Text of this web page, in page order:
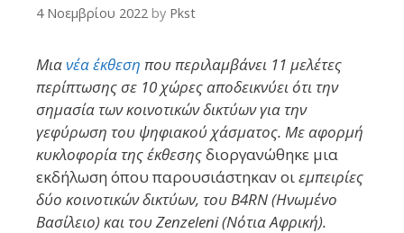
4 Νοεμβρίου 2022 by Pkst
Μιανέα έκθεση που περιλαμβάνει 11 μελέτες
περίπτωσης σε 10 χώρες αποδεικνύει ότι την
σημασία των κοινοτικών δικτύων για την
γεφύρωση του ψηφιακού χάσματος. Με αφορμή
κυκλοφορία της έκθεσηςδιοργανώθηκε μια
εκδήλωση όπου παρουσιάστηκαν οιεμπειρίες
δύο κοινοτικών δικτύων, του B4RN (Ηνωμένο
Βασίλειο) και του Zenzeleni (Νότια Αφρική).